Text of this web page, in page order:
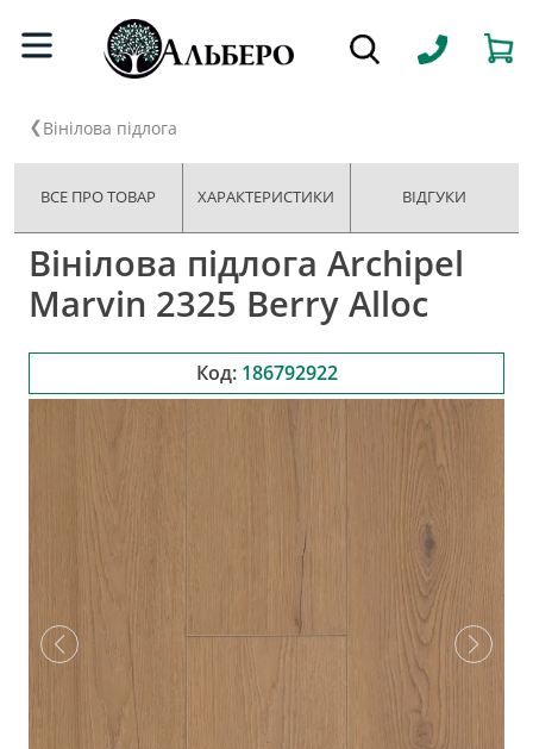
Вінілова підлога
ВСЕ ПРО ТОВАР ХАРАКТЕРИСТИКИ ВІДГУКИ
Вінілова підлога Archipel
Marvin 2325 Berry Alloc
Код: 186792922